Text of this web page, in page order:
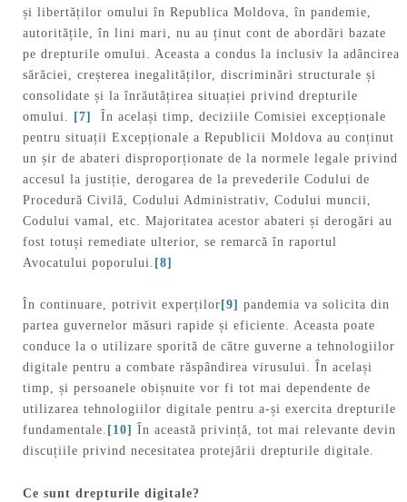
și libertăților omului în Republica Moldova, în pandemie,
autoritățile, în lini mari, nu au ținut cont de abordări bazate
pe drepturile omului. Aceasta a condus la inclusiv la adâncirea
sărăciei, creșterea inegalităților, discriminări structurale și
consolidate și la înrăutățirea situației privind drepturile
omului. [7]
În același timp, deciziile Comisiei excepționale
pentru situații Excepționale a Republicii Moldova au conținut
un șir de abateri disproporționate de la normele legale privind
accesul la justiție, derogarea de la prevederile Codului de
Procedură Civilă, Codului Administrativ, Codului muncii,
Codului vamal, etc. Majoritatea acestor abateri și derogări au
fost totuși remediate ulterior, se remarcă în raportul
Avocatului poporului. [8]
În continuare, potrivit experților [9] pandemia va solicita din
partea guvernelor măsuri rapide și eficiente. Aceasta poate
conduce la o utilizare sporită de către guverne a tehnologiilor
digitale pentru a combate răspândirea virusului. În același
timp, și persoanele obișnuite vor fi tot mai dependente de
utilizarea tehnologiilor digitale pentru a-și exercita drepturile
fundamentale. [10] În această privință, tot mai relevante devin
discuțiile privind necesitatea protejării drepturile digitale.
Ce sunt drepturile digitale?